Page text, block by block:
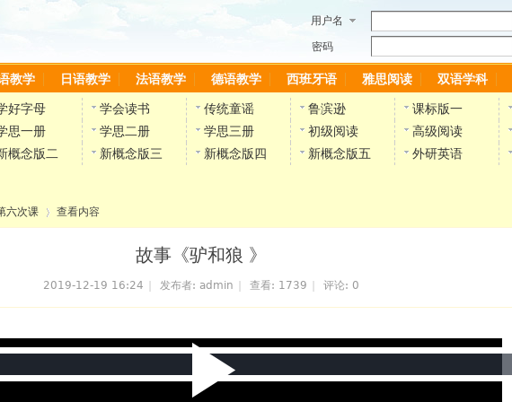
用户名
密码
教学 日语教学 法语教学 德语教学 西班牙语 雅思阅读 双语学科
好字母 学会读书 传统童谣 鲁滨逊 课标版一
思一册
学思二册 学思三册 初级阅读 高级阅读
概念版二
新概念版三 新概念版四 新概念版五 外研英语
六次课 查看内容
故事《驴和狼 》
2019-12-19 16:24 发布者: admin 查看: 1739 评论: 0